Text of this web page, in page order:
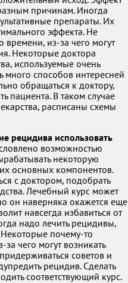
причинам. Иногда
препараты. Их
эффекта. Не
из-за чего могут
Некоторые доктора
используемые очень
много способов интересней
обращаться к доктору,
пациента. В таком случае
расписаны схемы
рецидива использовать
возможностью
некоторую
основных компонентов.
с доктором, подобрать
Лечебный курс может
он наверняка окажется еще
навсегда избавиться от
надо лечить рецидивы,
почему-то
чего могут возникать
советов и
рецидив. Сделать
соответствующий курс.